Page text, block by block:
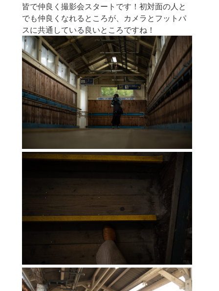
皆で仲良く撮影会スタートです！初対面の人と
でも仲良くなれるところが、カメラとフットパ
スに共通している良いところですね！